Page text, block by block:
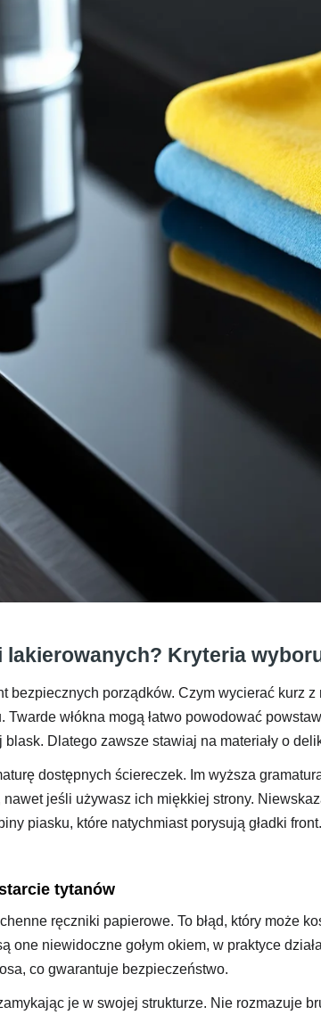
lakierowanych? Kryteria
bezpiecznych porządków. Czym wycierać kurz
Twarde włókna mogą łatwo powodować
Dlatego zawsze stawiaj na materiały o
dostępnych ściereczek. Im wyższa
jeśli używasz ich miękkiej strony.
piasku, które natychmiast porysują gładki
tytanów
ręczniki papierowe. To błąd, który może
one niewidoczne gołym okiem, w praktyce
co gwarantuje bezpieczeństwo.
je w swojej strukturze. Nie rozmazuje